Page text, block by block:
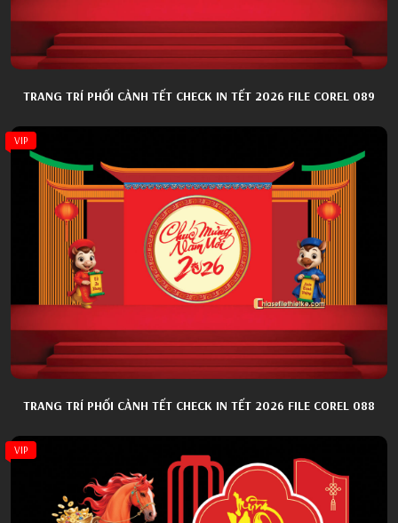
TRANG TRÍ PHỐI CẢNH TẾT CHECK IN TẾT 2026 FILE COREL 089
VIP
TRANG TRÍ PHỐI CẢNH TẾT CHECK IN TẾT 2026 FILE COREL 088
VIP